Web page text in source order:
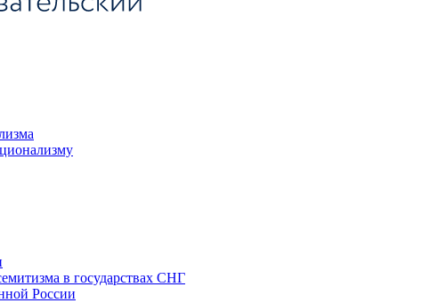
в государствах СНГ
России